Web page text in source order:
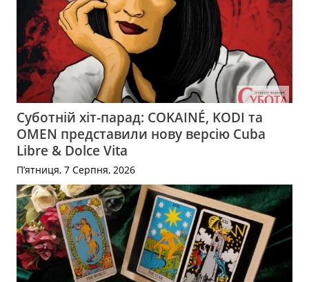
Суботній хіт-парад: COKAINÉ, KODI та
OMEN представили нову версію Cuba
Libre & Dolce Vita
П’ятниця, 7 Серпня, 2026